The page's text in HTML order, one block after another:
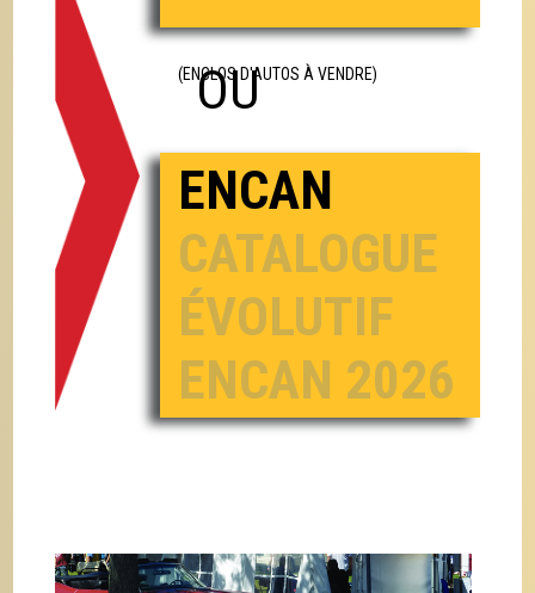
(ENCLOS D'AUTOS À VENDRE)
OU
ENCAN
CATALOGUE
ÉVOLUTIF
ENCAN 2026